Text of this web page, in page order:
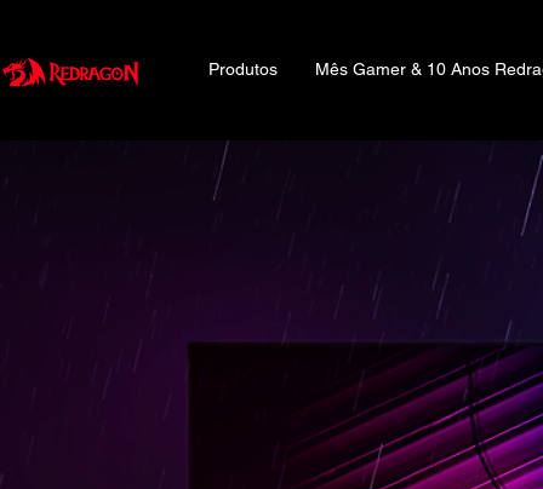
Produtos Mês Gamer & 10 Anos